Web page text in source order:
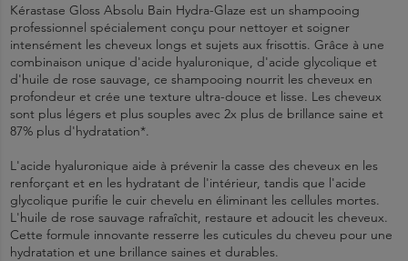
Kérastase Gloss Absolu Bain Hydra-Glaze est un shampooing
professionnel spécialement conçu pour nettoyer et soigner
intensément les cheveux longs et sujets aux frisottis. Grâce à une
combinaison unique d'acide hyaluronique, d'acide glycolique et
d'huile de rose sauvage, ce shampooing nourrit les cheveux en
profondeur et crée une texture ultra-douce et lisse. Les cheveux
sont plus légers et plus souples avec 2x plus de brillance saine et
87% plus d'hydratation*.
L'acide hyaluronique aide à prévenir la casse des cheveux en les
renforçant et en les hydratant de l'intérieur, tandis que l'acide
glycolique purifie le cuir chevelu en éliminant les cellules mortes.
L'huile de rose sauvage rafraîchit, restaure et adoucit les cheveux.
Cette formule innovante resserre les cuticules du cheveu pour une
hydratation et une brillance saines et durables.